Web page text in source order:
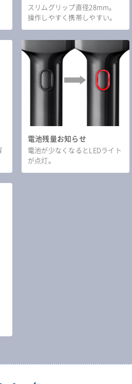
スリムグリップ直径28mm。
操作しやすく携帯しやすい。
電池残量お知らせ
電池が少なくなるとLEDライト
が点灯。